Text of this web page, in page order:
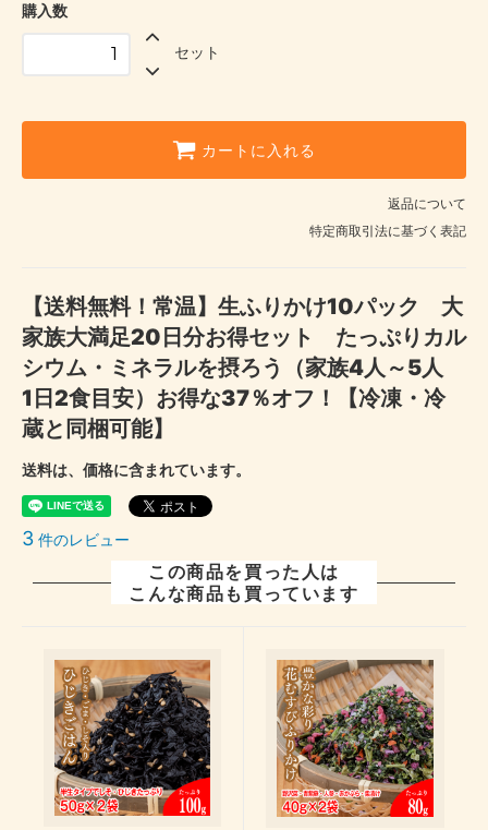
購入数
セット
カートに入れる
返品について
特定商取引法に基づく表記
【送料無料！常温】生ふりかけ10パック 大
家族大満足20日分お得セット たっぷりカル
シウム・ミネラルを摂ろう（家族4人～5人
1日2食目安）お得な37％オフ！【冷凍・冷
蔵と同梱可能】
送料は、価格に含まれています。
3 件のレビュー
この商品を買った人は
こんな商品も買っています